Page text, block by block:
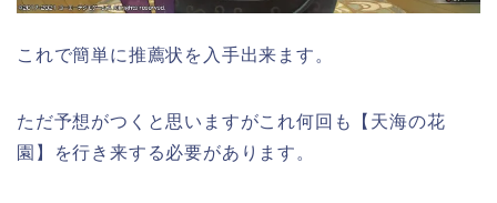
これで簡単に推薦状を入手出来ます。
ただ予想がつくと思いますがこれ何回も【天海の花
園】を行き来する必要があります。